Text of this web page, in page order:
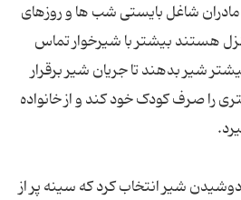
شاغل بایستی شب ها و روزهای
هستند بیشتر با شیرخوار تماس
شیر بدهند تا جریان شیر برقرار
را صرف کودک خود کند و از خانواده
دوشیدن شیر انتخاب کرد که سینه پر از